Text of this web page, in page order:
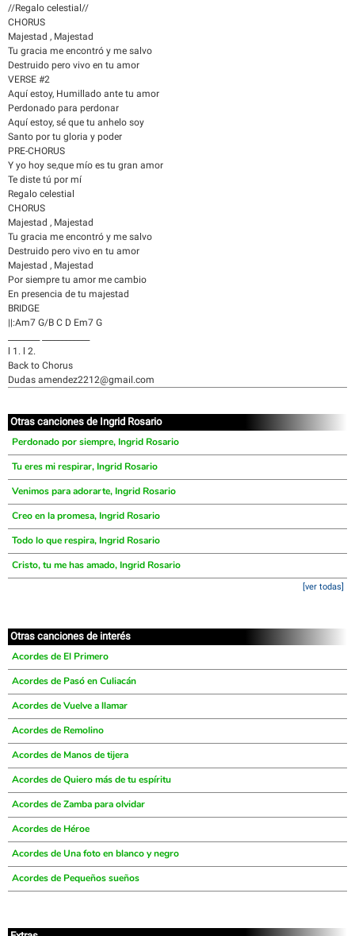
//Regalo celestial//
CHORUS
Majestad , Majestad
Tu gracia me encontró y me salvo
Destruido pero vivo en tu amor
VERSE #2
Aquí estoy, Humillado ante tu amor
Perdonado para perdonar
Aquí estoy, sé que tu anhelo soy
Santo por tu gloria y poder
PRE-CHORUS
Y yo hoy se,que mío es tu gran amor
Te diste tú por mí
Regalo celestial
CHORUS
Majestad , Majestad
Tu gracia me encontró y me salvo
Destruido pero vivo en tu amor
Majestad , Majestad
Por siempre tu amor me cambio
En presencia de tu majestad
BRIDGE
||:Am7 G/B C D Em7 G
l 1. l 2.
Back to Chorus
Dudas amendez2212@gmail.com
Otras canciones de Ingrid Rosario
Perdonado por siempre, Ingrid Rosario
Tu eres mi respirar, Ingrid Rosario
Venimos para adorarte, Ingrid Rosario
Creo en la promesa, Ingrid Rosario
Todo lo que respira, Ingrid Rosario
Cristo, tu me has amado, Ingrid Rosario
[ver todas]
Otras canciones de interés
Acordes de El Primero
Acordes de Pasó en Culiacán
Acordes de Vuelve a llamar
Acordes de Remolino
Acordes de Manos de tijera
Acordes de Quiero más de tu espíritu
Acordes de Zamba para olvidar
Acordes de Héroe
Acordes de Una foto en blanco y negro
Acordes de Pequeños sueños